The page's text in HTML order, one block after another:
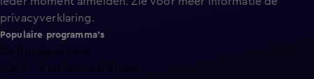
privacyverklaring.
Populaire programma's
De Bondgenoten
A.S.S. - Anti Survival Show